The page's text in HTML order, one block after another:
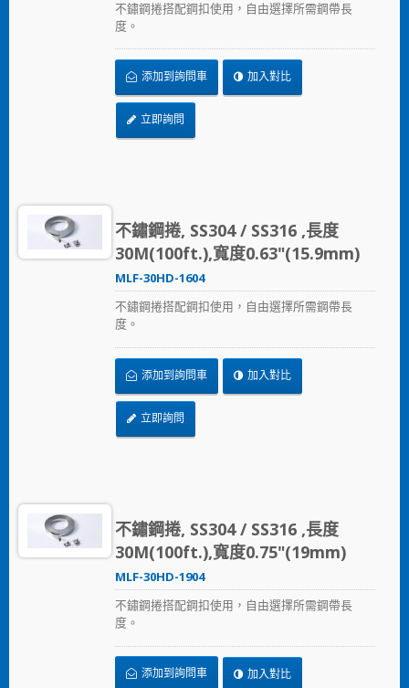
不鏽鋼捲搭配鋼扣使用，自由選擇所需鋼帶長
度。
添加到詢問車 加入對比
立即詢問
不鏽鋼捲, SS304 / SS316 ,長度
30M(100ft.),寬度0.63"(15.9mm)
MLF-30HD-1604
不鏽鋼捲搭配鋼扣使用，自由選擇所需鋼帶長
度。
添加到詢問車 加入對比
立即詢問
不鏽鋼捲, SS304 / SS316 ,長度
30M(100ft.),寬度0.75"(19mm)
MLF-30HD-1904
不鏽鋼捲搭配鋼扣使用，自由選擇所需鋼帶長
度。
添加到詢問車 加入對比